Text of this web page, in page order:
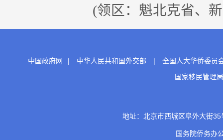
(领区：魁北克省、新
中国政府网 | 中华人民共和国外交部 |
全国人大华侨委员
国家移民管理局
地址：北京市西城区阜外大街
国务院侨务